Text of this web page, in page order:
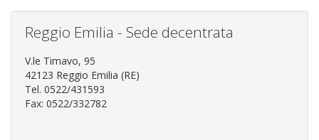
Reggio Emilia - Sede decentrata
V.le Timavo, 95
42123 Reggio Emilia (RE)
Tel. 0522/431593
Fax: 0522/332782